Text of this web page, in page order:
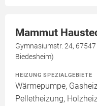
Mammut
Gymnasiumstr. 24,
Biedesheim)
HEIZUNG SPEZIALGEBIETE
Wärmepumpe,
Pelletheizung,